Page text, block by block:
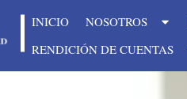
INICIO NOSOTROS
RENDICIÓN DE CUENTAS